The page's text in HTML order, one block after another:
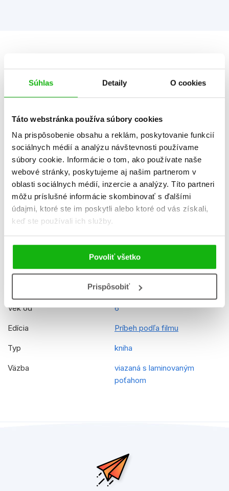
Súhlas Detaily O cookies
Táto webstránka používa súbory cookies
Na prispôsobenie obsahu a reklám, poskytovanie funkcií
sociálnych médií a analýzu návštevnosti používame
súbory cookie. Informácie o tom, ako používate naše
webové stránky, poskytujeme aj našim partnerom v
oblasti sociálnych médií, inzercie a analýzy. Títo partneri
môžu príslušné informácie skombinovať s ďalšími
údajmi, ktoré ste im poskytli alebo ktoré od vás získali,
keď ste používali ich služby.
Povoliť všetko
Prispôsobiť
Žáner
ilustrované knihy
K stiahnutiu Ukážka.pdf
Dátum vydania 26.11.2021
Formát 216x285 mm
Hmotnosť 0,538 kg
Rady Disney - Encanto
Prekladateľ Veronika Baluchová
9788025250730
Vek od 6
Edícia Príbeh podľa filmu
Typ kniha
Väzba
viazaná s laminovaným
poťahom